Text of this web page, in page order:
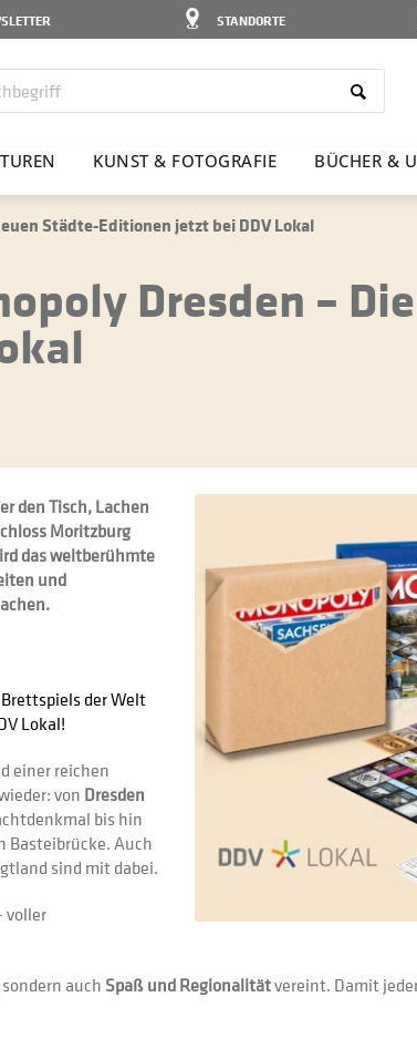
STANDORTE
KUNST & FOTO­GRAFIE BÜCHER &
Städte-Editionen jetzt bei DDV Lokal
Dresden –
den Tisch, Lachen
Moritzburg
das weltberühmte
und
der Welt
Lokal!
einer reichen
von Dresden
bis hin
Basteibrücke. Auch
sind mit dabei.
voller
auch Spaß und Regionalitätvereint. Damit